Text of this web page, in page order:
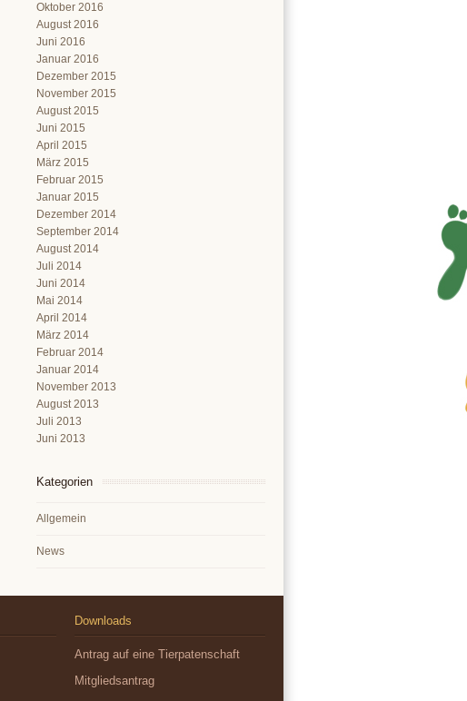
Oktober 2016
August 2016
Juni 2016
Januar 2016
Dezember 2015
November 2015
August 2015
Juni 2015
April 2015
März 2015
Februar 2015
Januar 2015
Dezember 2014
September 2014
August 2014
Juli 2014
Juni 2014
Mai 2014
April 2014
März 2014
Februar 2014
Januar 2014
November 2013
August 2013
Juli 2013
Juni 2013
Kategorien
Allgemein
News
Downloads
Antrag auf eine Tierpatenschaft
Mitgliedsantrag